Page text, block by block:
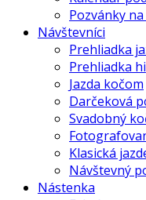
Pozvánky
Návštevníci
Prehliadka
Prehliadka
Jazda kočom
Darčeková
Svadobný
Klasická
Návštevný
Nástenka